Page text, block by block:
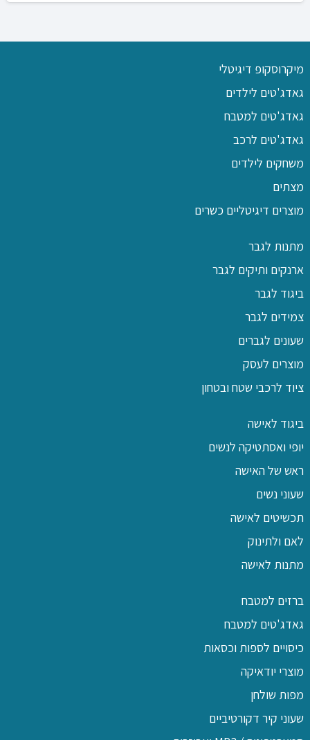
מיקרוסקופ דיגיטלי
גאדג'טים לילדים
גאדג'טים למטבח
גאדג'טים לרכב
משחקים לילדים
מצתים
מוצרים דיגיטליים כשרים
מתנות לגבר
ארנקים ותיקים לגבר
ביגוד לגבר
צמידים לגבר
שעונים לגברים
מוצרים לעסק
ציוד לרכבי שטח ובטחון
ביגוד לאישה
יופי ואסתטיקה לנשים
ראש של האישה
שעוני נשים
תכשיטים לאישה
לאם ולתינוק
מתנות לאישה
ברזים למטבח
גאדג'טים למטבח
כיסויים לספות וכסאות
מוצרי יודאיקה
מפות שולחן
שעוני קיר דקורטיביים